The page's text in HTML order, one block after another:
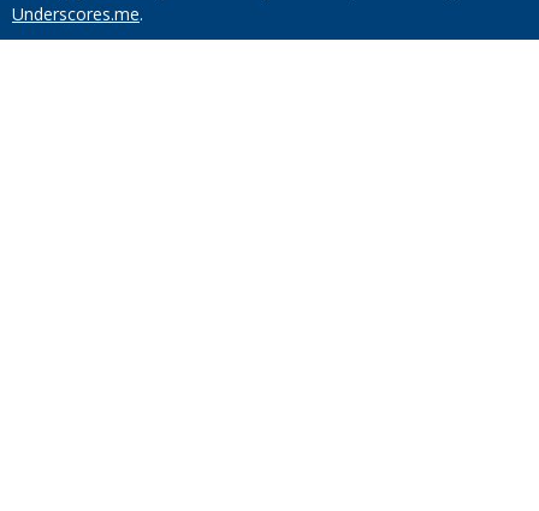
Underscores.me.